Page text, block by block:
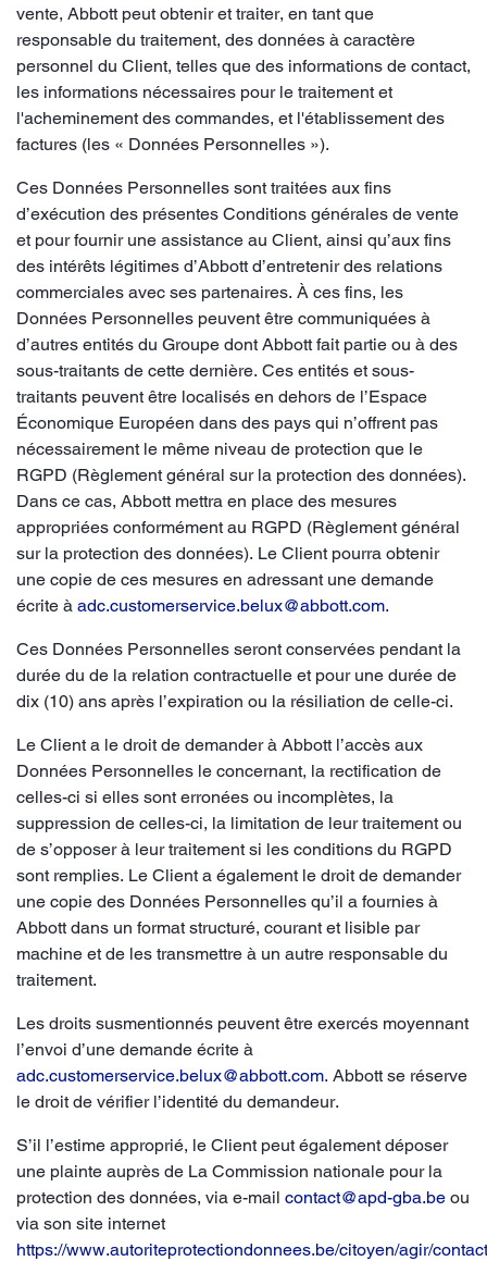
vente, Abbott peut obtenir et traiter, en tant que
responsable du traitement, des données à caractère
personnel du Client, telles que des informations de contact,
les informations nécessaires pour le traitement et
l'acheminement des commandes, et l'établissement des
factures (les « Données Personnelles »).
Ces Données Personnelles sont traitées aux fins
d’exécution des présentes Conditions générales de vente
et pour fournir une assistance au Client, ainsi qu’aux fins
des intérêts légitimes d’Abbott d’entretenir des relations
commerciales avec ses partenaires. À ces fins, les
Données Personnelles peuvent être communiquées à
d’autres entités du Groupe dont Abbott fait partie ou à des
sous-traitants de cette dernière. Ces entités et sous-
traitants peuvent être localisés en dehors de l’Espace
Économique Européen dans des pays qui n’offrent pas
nécessairement le même niveau de protection que le
RGPD (Règlement général sur la protection des données).
Dans ce cas, Abbott mettra en place des mesures
appropriées conformément au RGPD (Règlement général
sur la protection des données). Le Client pourra obtenir
une copie de ces mesures en adressant une demande
écrite à adc.customerservice.belux@abbott.com.
Ces Données Personnelles seront conservées pendant la
durée du de la relation contractuelle et pour une durée de
dix (10) ans après l’expiration ou la résiliation de celle-ci.
Le Client a le droit de demander à Abbott l’accès aux
Données Personnelles le concernant, la rectification de
celles-ci si elles sont erronées ou incomplètes, la
suppression de celles-ci, la limitation de leur traitement ou
de s’opposer à leur traitement si les conditions du RGPD
sont remplies. Le Client a également le droit de demander
une copie des Données Personnelles qu’il a fournies à
Abbott dans un format structuré, courant et lisible par
machine et de les transmettre à un autre responsable du
traitement.
Les droits susmentionnés peuvent être exercés moyennant
l’envoi d’une demande écrite à
adc.customerservice.belux@abbott.com. Abbott se réserve
le droit de vérifier l’identité du demandeur.
S’il l’estime approprié, le Client peut également déposer
une plainte auprès de La Commission nationale pour la
protection des données, via e-mail contact@apd-gba.be ou
via son site internet
https://www.autoriteprotectiondonnees.be/citoyen/agir/contact